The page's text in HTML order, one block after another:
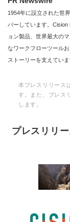
1954年に設立された世
バーしています。
ョン製品、世界最大の
なワークフローツール
ストーリーを支えていま
本プレスリリース
す。また、プレス
します。
プレスリリ